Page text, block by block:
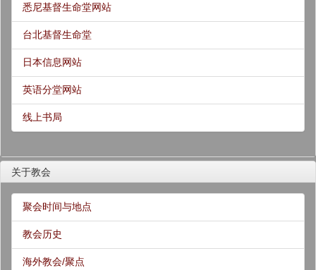
悉尼基督生命堂网站
台北基督生命堂
日本信息网站
英语分堂网站
线上书局
关于教会
聚会时间与地点
教会历史
海外教会/聚点